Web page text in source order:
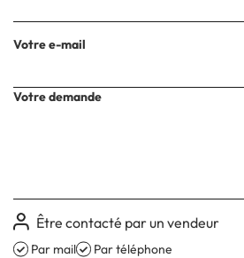
Votre e-mail
Votre demande
Être contacté par un vendeur
Par mail Par téléphone